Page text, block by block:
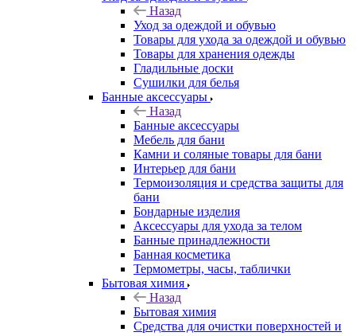
Назад
Уход за одеждой и обувью
Товары для ухода за одеждой и обувью
Товары для хранения одежды
Гладильные доски
Сушилки для белья
Банные аксессуары
Назад
Банные аксессуары
Мебель для бани
Камни и соляные товары для бани
Интерьер для бани
Термоизоляция и средства защиты для
бани
Бондарные изделия
Аксеcсуары для ухода за телом
Банные принадлежности
Банная косметика
Термометры, часы, таблички
Бытовая химия
Назад
Бытовая химия
Средства для очистки поверхностей и